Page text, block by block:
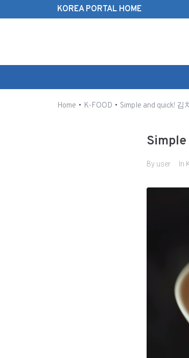
KOREA PORTAL HOME
Home • K-FOOD • Simple and quick! 김
By user In